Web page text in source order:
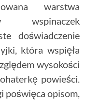
warstwa
wspinaczek
doświadczenie
która wspięła
wysokości
powieści.
poświęca opisom,